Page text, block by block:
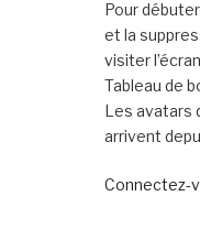
Pour
et la
visiter
Tableau de
Les avatars
arrivent
Connectez-